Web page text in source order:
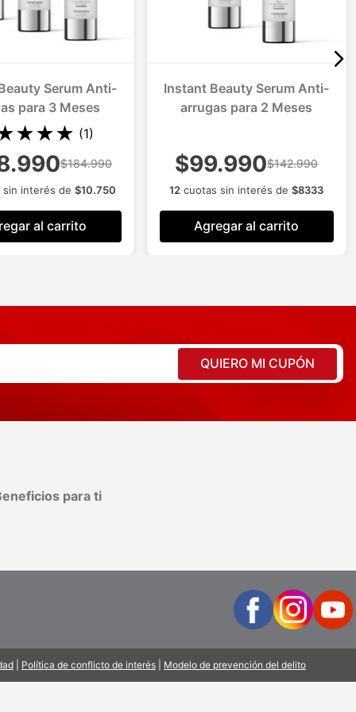
Serum Anti-
para 3 Meses
★★★ (1)
$184.990
sin interés de$10.750
al carrito
Instant Beauty Serum Anti-
arrugas para 2 Meses
$99.990$142.990
12 cuotas sin interés de$8333
Agregar al carrito
QUIERO MI CUPÓN
para ti
Política de conflicto de interés Modelo de prevención del delito